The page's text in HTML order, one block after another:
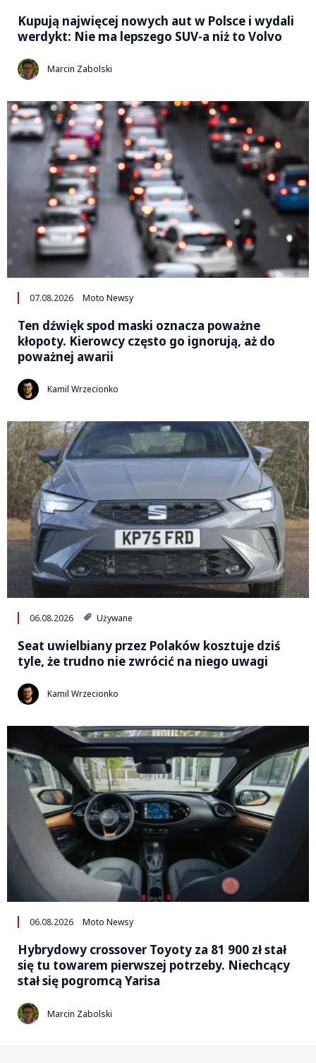
Kupują najwięcej nowych aut w Polsce i wydali
werdykt: Nie ma lepszego SUV-a niż to Volvo
Marcin Zabolski
07.08.2026 Moto Newsy
Ten dźwięk spod maski oznacza poważne
kłopoty. Kierowcy często go ignorują, aż do
poważnej awarii
Kamil Wrzecionko
06.08.2026 Używane
Seat uwielbiany przez Polaków kosztuje dziś
tyle, że trudno nie zwrócić na niego uwagi
Kamil Wrzecionko
06.08.2026 Moto Newsy
Hybrydowy crossover Toyoty za 81 900 zł stał
się tu towarem pierwszej potrzeby. Niechcący
stał się pogromcą Yarisa
Marcin Zabolski